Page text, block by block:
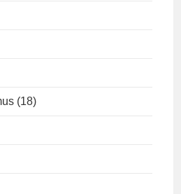
(18)